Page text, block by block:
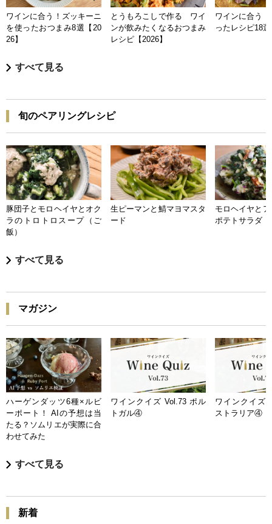
ワインに合う！ズッキーニ
を使ったおつまみ8選【20
26】
とうもろこしで作る ワイ
ンが飲みたくなるおつまみ
レシピ【2026】
ワインに合う
ったレシピ18
すべて見る
旬のペアリングレシピ
豚団子とモロヘイヤとオク
ラのトロトロスープ（ご
飯）
生ピーマンと鯖マヨマスタ
ード
モロヘイヤと
ポテトサラダ
すべて見る
マガジン
ハーゲンダッツ6種×ルビ
ーポート！ AIの予想は当
たる？ソムリエが実際に合
わせてみた
ワインクイズ Vol.73 ポル
トガル④
ワインクイズ
ストラリア④
すべて見る
新着